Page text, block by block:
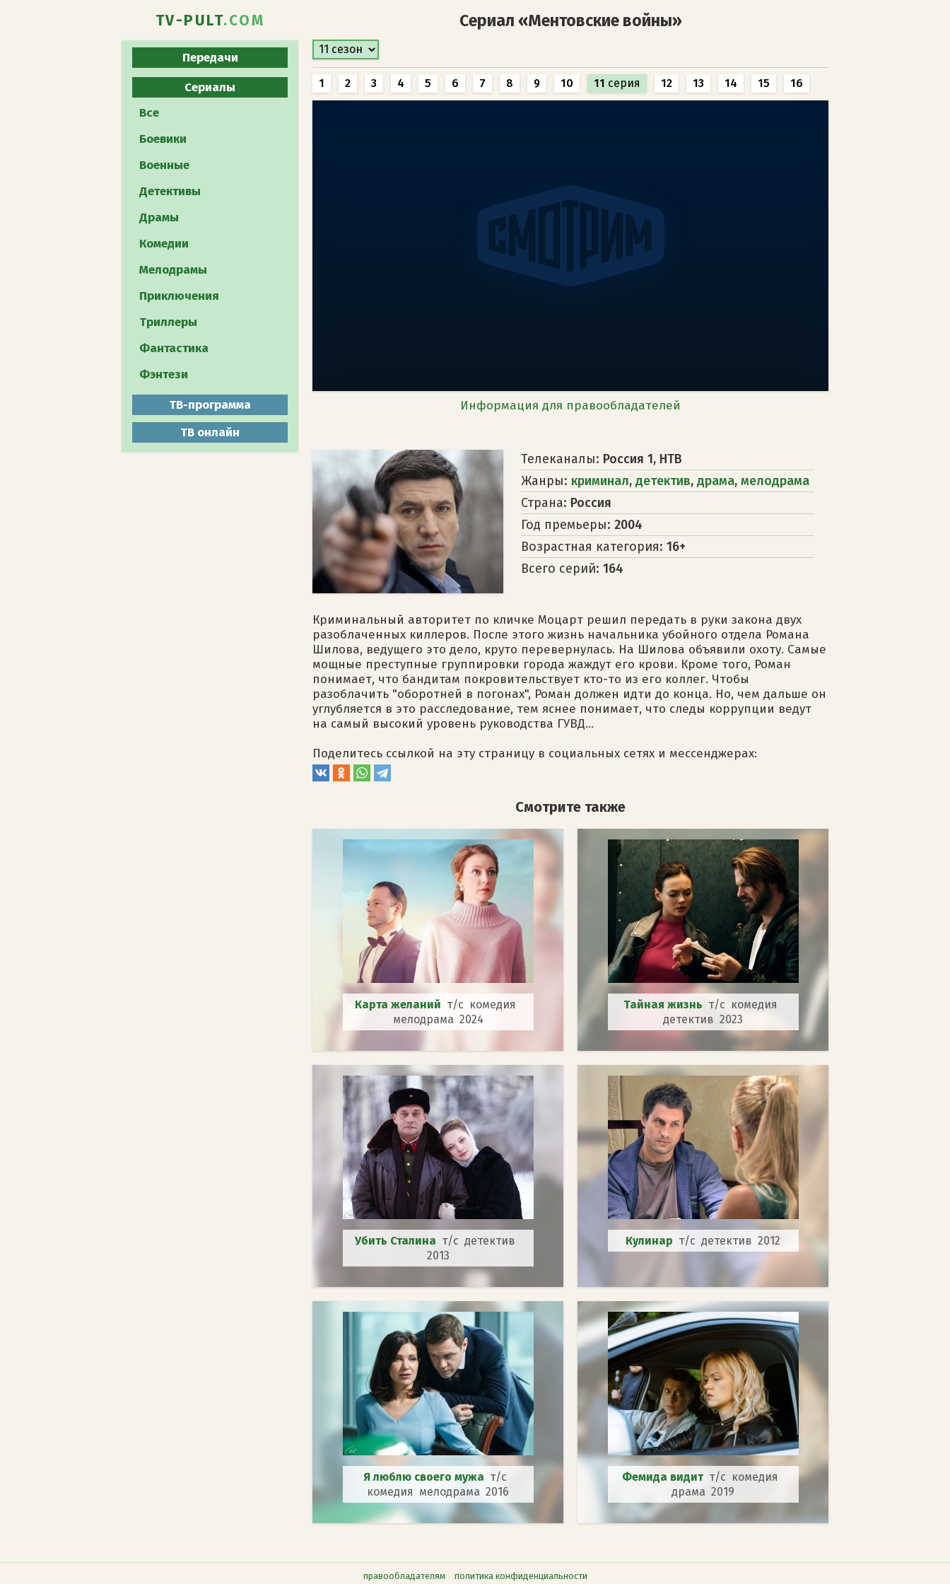
TV-PULT.COM
Передачи
Юмористическое
Развлекательное
Познавательное
Реалити-шоу
Музыкальное
Кулинарное
Телеигра
Шоу талантов
Путешествия
Документальное
Животный мир
Мистика
Сериалы
Все
Боевики
Военные
Детективы
Драмы
Комедии
Мелодрамы
Приключения
Триллеры
Фантастика
Фэнтези
ТВ-программа
ТВ онлайн
Сериал «Ментовские войны»
1 2 3 4 5 6 7 8 9 10 11 серия 12 13 14 15 16
Информация для правообладателей
Телеканалы: Россия 1, НТВ
Жанры: криминал, детектив, драма, мелодрама
Страна: Россия
Год премьеры: 2004
Возрастная категория: 16+
Всего серий: 164
Криминальный авторитет по кличке Моцарт решил передать в руки закона двух
разоблаченных киллеров. После этого жизнь начальника убойного отдела Романа
Шилова, ведущего это дело, круто перевернулась. На Шилова объявили охоту. Самые
мощные преступные группировки города жаждут его крови. Кроме того, Роман
понимает, что бандитам покровительствует кто-то из его коллег. Чтобы
разоблачить "оборотней в погонах", Роман должен идти до конца. Но, чем дальше он
углубляется в это расследование, тем яснее понимает, что следы коррупции ведут
на самый высокий уровень руководства ГУВД...
Поделитесь ссылкой на эту страницу в социальных сетях и мессенджерах:
Смотрите также
Карта желаний т/с комедия
мелодрама 2024
Тайная жизнь т/с комедия
детектив 2023
Убить Сталина т/с детектив
2013
Кулинар т/с детектив 2012
Я люблю своего мужа т/с
комедия мелодрама 2016
Фемида видит т/с комедия
драма 2019
правообладателям политика конфиденциальности